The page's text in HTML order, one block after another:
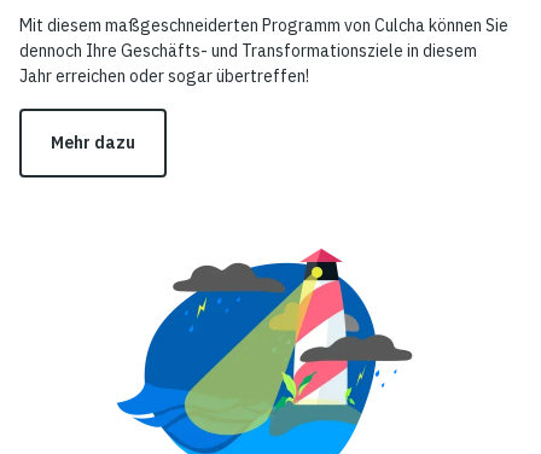
Mit diesem maßgeschneiderten Programm von Culcha können Sie
dennoch Ihre Geschäfts- und Transformationsziele in diesem
Jahr erreichen oder sogar übertreffen!
Mehr dazu